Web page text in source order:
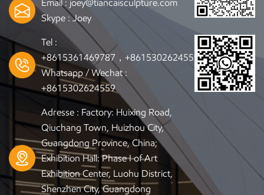
Email : joey@tiancaisculpture.com
Skype :Joey
Tel :
+8615361469787，+8615302624559
Whatsapp / Wechat :
+8615302624559
Adresse : Factory: Huixing Road,
Qiuchang Town, Huizhou City,
Guangdong Province, China;
Exhibition Hall: Phase I of Art
Exhibition Center, Luohu District,
Shenzhen City, Guangdong